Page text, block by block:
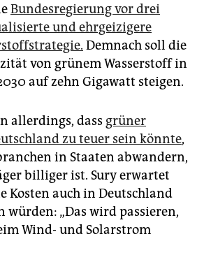
Bundesregierung vor drei
und ehrgeizigere
Demnach soll die
von grünem Wasserstoff in
auf zehn Gigawatt steigen.
allerdings, dass grüner
zu teuer sein könnte,
in Staaten abwandern,
billiger ist. Sury erwartet
Kosten auch in Deutschland
würden: „Das wird passieren,
Wind- und Solarstrom